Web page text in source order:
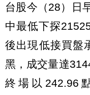
台股今（28）日
中最低下探
後出現低接買盤
黑，成交量達
終場以242.96